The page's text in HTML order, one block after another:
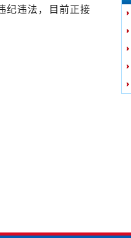
违法，目前正接